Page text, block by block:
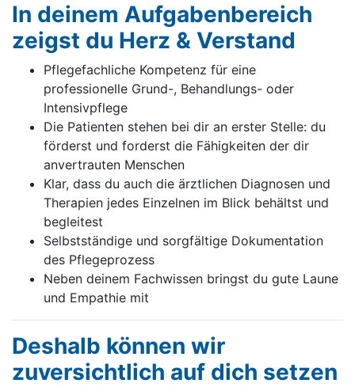
In deinem Aufgabenbereich
zeigst du Herz & Verstand
Pflegefachliche Kompetenz für eine
professionelle Grund-, Behandlungs- oder
Intensivpflege
Die Patienten stehen bei dir an erster Stelle: du
förderst und forderst die Fähigkeiten der dir
anvertrauten Menschen
Klar, dass du auch die ärztlichen Diagnosen und
Therapien jedes Einzelnen im Blick behältst und
begleitest
Selbstständige und sorgfältige Dokumentation
des Pflegeprozess
Neben deinem Fachwissen bringst du gute Laune
und Empathie mit
Deshalb können wir
zuversichtlich auf dich setzen